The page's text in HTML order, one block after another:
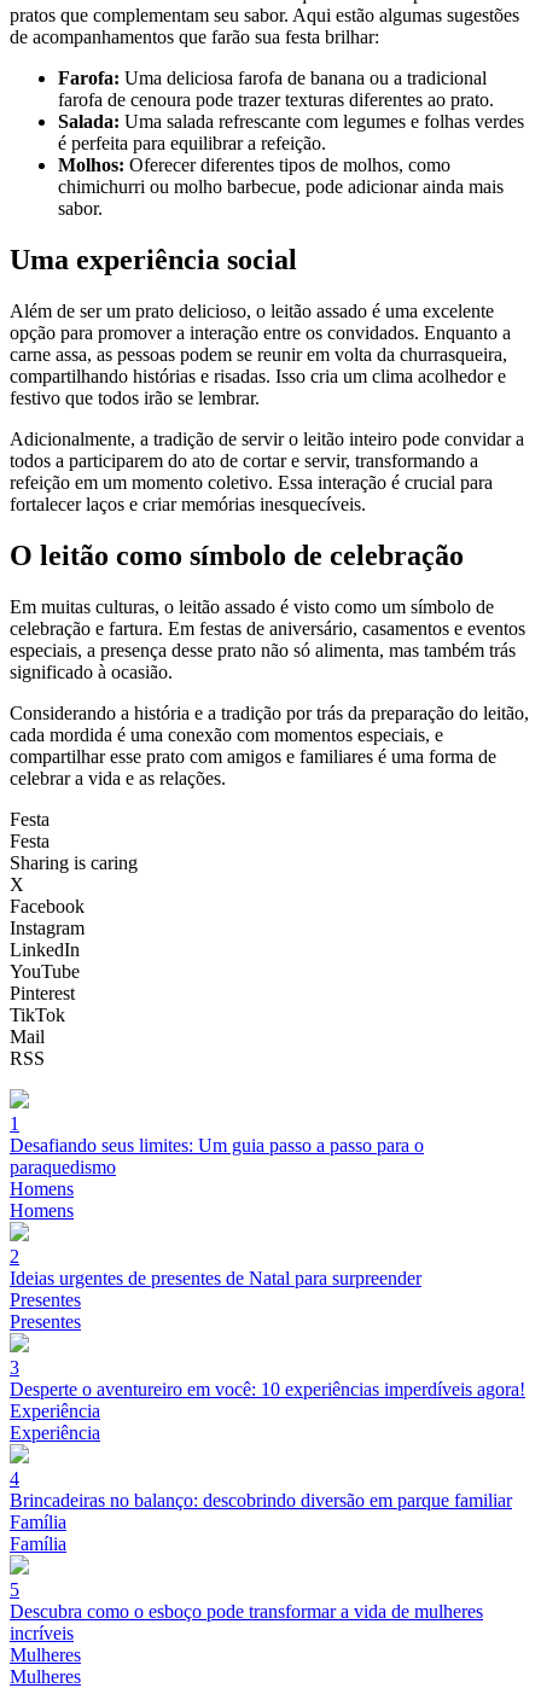
pratos que complementam seu sabor. Aqui estão algumas sugestões
de acompanhamentos que farão sua festa brilhar:
Farofa: Uma deliciosa farofa de banana ou a tradicional
farofa de cenoura pode trazer texturas diferentes ao prato.
Salada: Uma salada refrescante com legumes e folhas verdes
é perfeita para equilibrar a refeição.
Molhos: Oferecer diferentes tipos de molhos, como
chimichurri ou molho barbecue, pode adicionar ainda mais
sabor.
Uma experiência social
Além de ser um prato delicioso, o leitão assado é uma excelente
opção para promover a interação entre os convidados. Enquanto a
carne assa, as pessoas podem se reunir em volta da churrasqueira,
compartilhando histórias e risadas. Isso cria um clima acolhedor e
festivo que todos irão se lembrar.
Adicionalmente, a tradição de servir o leitão inteiro pode convidar a
todos a participarem do ato de cortar e servir, transformando a
refeição em um momento coletivo. Essa interação é crucial para
fortalecer laços e criar memórias inesquecíveis.
O leitão como símbolo de celebração
Em muitas culturas, o leitão assado é visto como um símbolo de
celebração e fartura. Em festas de aniversário, casamentos e eventos
especiais, a presença desse prato não só alimenta, mas também trás
significado à ocasião.
Considerando a história e a tradição por trás da preparação do leitão,
cada mordida é uma conexão com momentos especiais, e
compartilhar esse prato com amigos e familiares é uma forma de
celebrar a vida e as relações.
Festa
Festa
Sharing is caring
X
Facebook
Instagram
LinkedIn
YouTube
Pinterest
TikTok
Mail
RSS
1
Desafiando seus limites: Um guia passo a passo para o
paraquedismo
Homens
Homens
2
Ideias urgentes de presentes de Natal para surpreender
Presentes
Presentes
3
Desperte o aventureiro em você: 10 experiências imperdíveis agora!
Experiência
Experiência
4
Brincadeiras no balanço: descobrindo diversão em parque familiar
Família
Família
5
Descubra como o esboço pode transformar a vida de mulheres
incríveis
Mulheres
Mulheres